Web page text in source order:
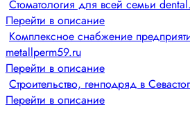
Стоматология для всей семьи
Перейти в описание
Комплексное снабжение
metallperm59.ru
Перейти в описание
Строительство, генподряд в
Перейти в описание